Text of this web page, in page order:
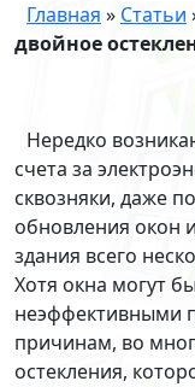
Главная » Статьи
двойное
Нередко
счета за
сквозняки, даже
обновления окон
здания всего
Хотя окна могут
неэффективными
причинам, во
остекления,